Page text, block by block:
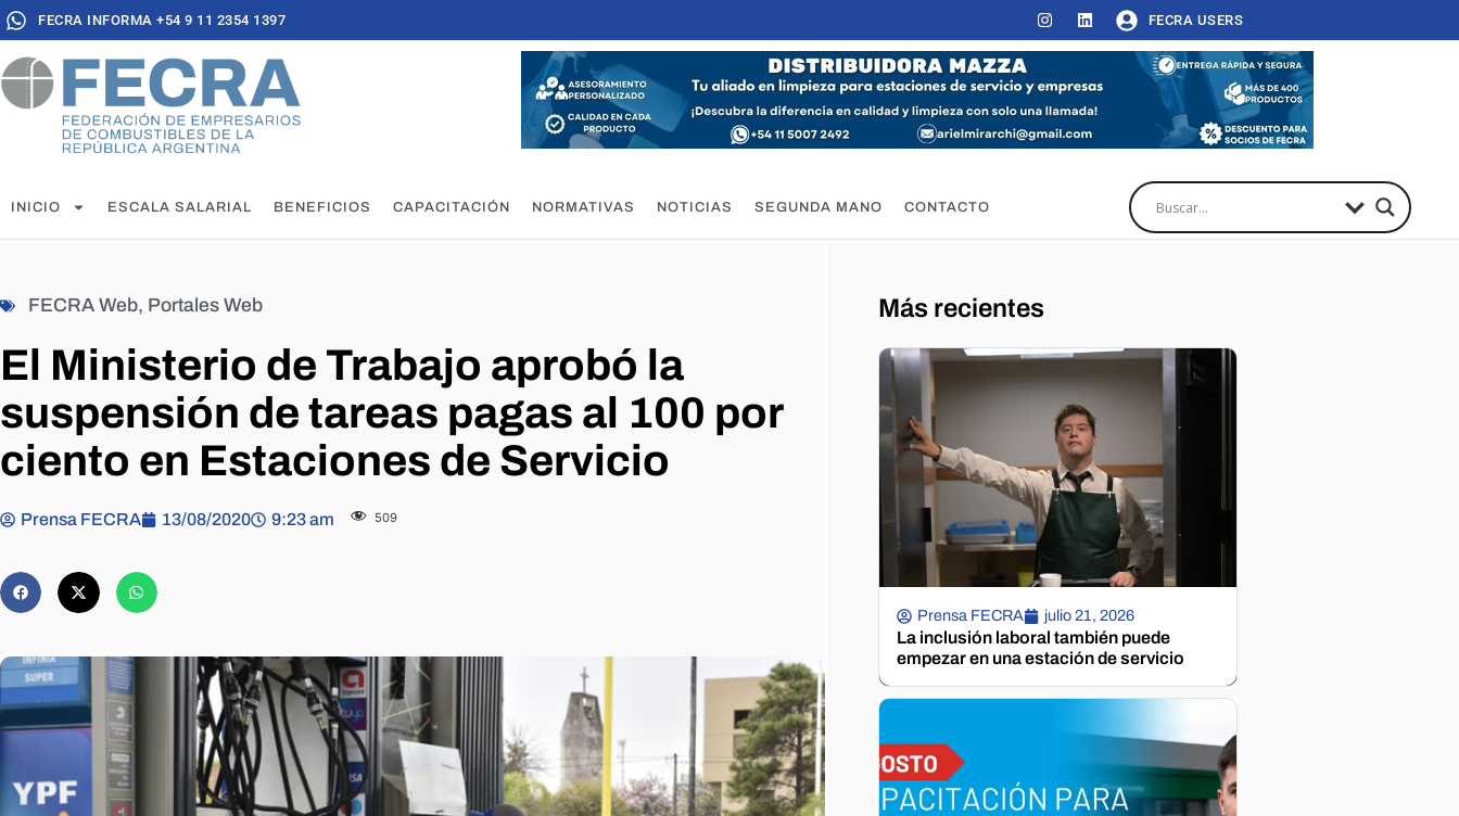
FECRA INFORMA +54 9 11 2354 1397 FECRA USERS
INICIO ESCALA SALARIAL BENEFICIOS CAPACITACIÓN NORMATIVAS NOTICIAS SEGUNDA MANO CONTACTO
FECRA Web, Portales Web
El Ministerio de Trabajo aprobó la
suspensión de tareas pagas al 100 por
ciento en Estaciones de Servicio
Prensa FECRA 13/08/2020 9:23 am 509
Más recientes
Prensa FECRA julio 21, 2026
La inclusión laboral también puede
empezar en una estación de servicio